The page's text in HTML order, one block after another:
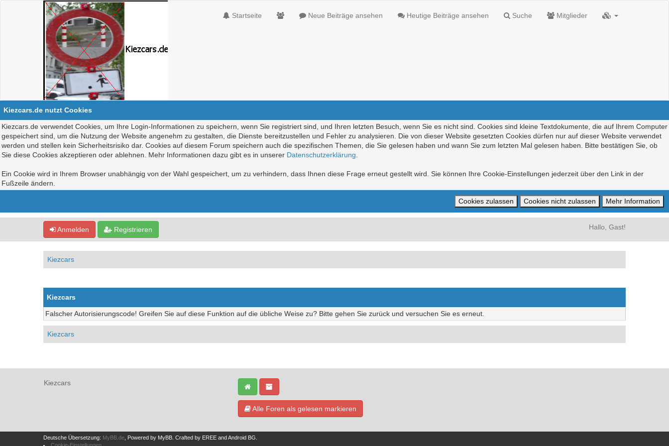
Startseite Neue Beiträge ansehen Heutige Beiträge ansehen Suche Mitglieder
Kiezcars.de nutzt Cookies
Kiezcars.de verwendet Cookies, um Ihre Login-Informationen zu speichern, wenn Sie registriert sind, und Ihren letzten Besuch, wenn Sie es nicht sind. Cookies sind kleine Textdokumente, die auf Ihrem Computer
gespeichert sind, um die Nutzung der Website angenehm zu gestalten, die Dienste bereitzustellen und Fehler zu analysieren. Die von dieser Website gesetzten Cookies dürfen nur auf dieser Website verwendet
werden und stellen kein Sicherheitsrisiko dar. Cookies auf diesem Forum speichern auch die spezifischen Themen, die Sie gelesen haben und wann Sie zum letzten Mal gelesen haben. Bitte bestätigen Sie, ob
Sie diese Cookies akzeptieren oder ablehnen. Mehr Informationen dazu gibt es in unserer Datenschutzerklärung
Ein Cookie wird in Ihrem Browser unabhängig von der Wahl gespeichert, um zu verhindern, dass Ihnen diese Frage erneut gestellt wird. Sie können Ihre Cookie-Einstellungen jederzeit über den Link in der
Fußzeile ändern.
Anmelden Registrieren Hallo, Gast!
Kiezcars
Kiezcars
Falscher Autorisierungscode! Greifen Sie auf diese Funktion auf die übliche Weise zu? Bitte gehen Sie zurück und versuchen Sie es erneut.
Kiezcars
Kiezcars
Alle Foren als gelesen markieren
Deutsche Übersetzung: MyBB.de , Powered by MyBB Crafted by EREE andAndroid BG